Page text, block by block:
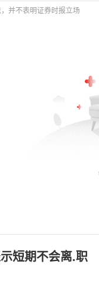
并不表明证券时报立场
短期不会离.职